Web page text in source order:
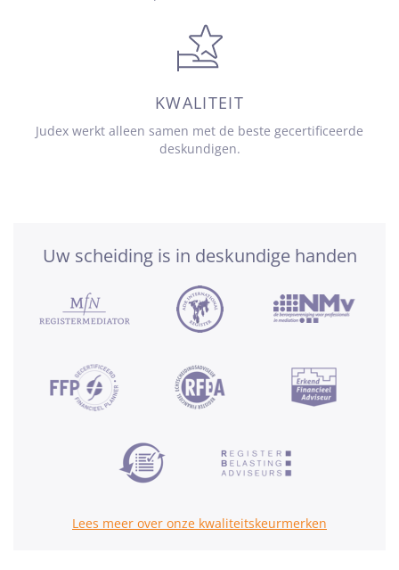
KWALITEIT
Judex werkt alleen samen met de beste gecertificeerde
deskundigen.
Uw scheiding is in deskundige handen
Lees meer over onze kwaliteitskeurmerken